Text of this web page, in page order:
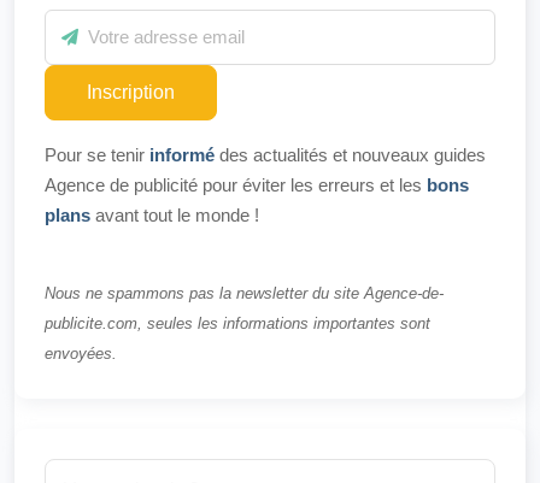
Inscription
Pour se tenir informé des actualités et nouveaux guides
Agence de publicité pour éviter les erreurs et les bons
plans avant tout le monde !
Nous ne spammons pas la newsletter du site Agence-de-
publicite.com, seules les informations importantes sont
envoyées.